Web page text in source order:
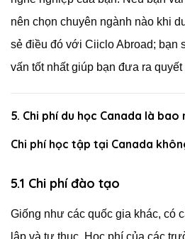
nên chọn chuyên ngành nào khi
sẻ điều đó với Ciiclo Abroad; bạn
vấn tốt nhất giúp bạn đưa ra
5. Chi phí du học Canada là bao
Chi phí học tập tại Canada
5.1 Chi phí đào tạo
Giống như các quốc gia khác, có